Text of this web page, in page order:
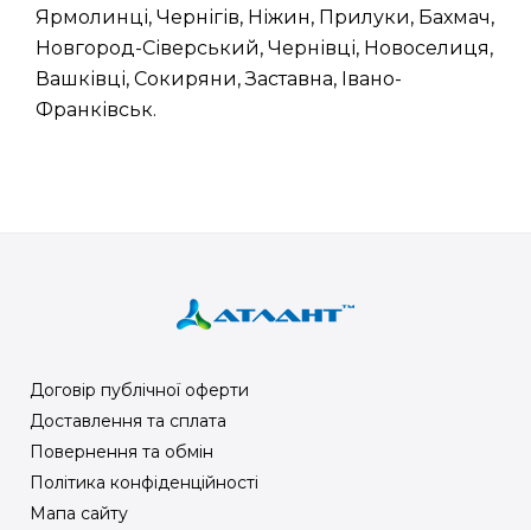
Ярмолинці, Чернігів, Ніжин, Прилуки, Бахмач,
Новгород-Сіверський, Чернівці, Новоселиця,
Вашківці, Сокиряни, Заставна, Івано-
Франківськ.
Договір публічної оферти
Доставлення та сплата
Повернення та обмін
Політика конфіденційності
Мапа сайту